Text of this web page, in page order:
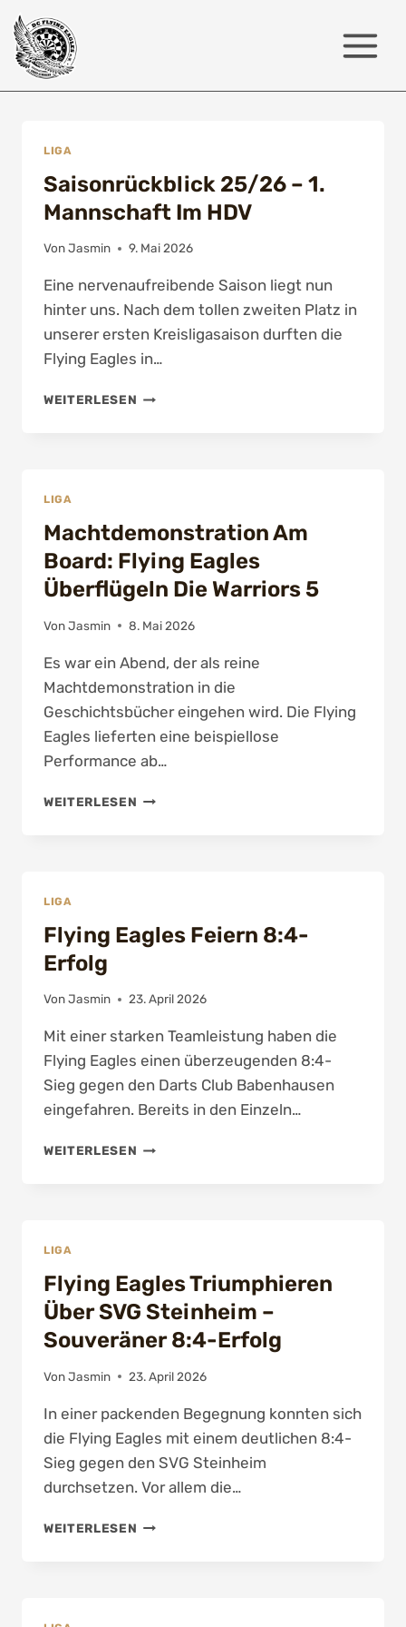
Zum
Inhalt
springen
LIGA
Saisonrückblick 25/26 – 1.
Mannschaft Im HDV
VonJasmin 9. Mai 2026
Eine nervenaufreibende Saison liegt nun
hinter uns. Nach dem tollen zweiten Platz in
unserer ersten Kreisligasaison durften die
Flying Eagles in…
WEITERLESEN SAISONRÜCKBLICK
LIGA
Machtdemonstration Am
Board: Flying Eagles
Überflügeln Die Warriors 5
VonJasmin 8. Mai 2026
Es war ein Abend, der als reine
Machtdemonstration in die
Geschichtsbücher eingehen wird. Die Flying
Eagles lieferten eine beispiellose
Performance ab…
WEITERLESEN MACHTDEMONSTRATION
WARRIORS
5
LIGA
Flying Eagles Feiern 8:4-
Erfolg
VonJasmin 23. April 2026
Mit einer starken Teamleistung haben die
Flying Eagles einen überzeugenden 8:4-
Sieg gegen den Darts Club Babenhausen
eingefahren. Bereits in den Einzeln…
WEITERLESEN FLYING
LIGA
Flying Eagles Triumphieren
Über SVG Steinheim –
Souveräner 8:4-Erfolg
VonJasmin 23. April 2026
In einer packenden Begegnung konnten sich
die Flying Eagles mit einem deutlichen 8:4-
Sieg gegen den SVG Steinheim
durchsetzen. Vor allem die…
WEITERLESEN FLYING